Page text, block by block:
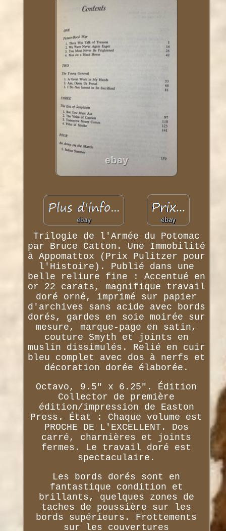
Trilogie de l'Armée du Potomac
par Bruce Catton. Une Immobilité
à Appomattox (Prix Pulitzer pour
l'Histoire). Publié dans une
belle reliure fine : Accentué en
or 22 carats, magnifique travail
doré orné, imprimé sur papier
d'archives sans acide avec bords
dorés, gardes en soie moirée sur
mesure, marque-page en satin,
couture Smyth et joints en
muslin dissimulés. Relié en cuir
bleu complet avec dos à nerfs et
décoration dorée élaborée.
Octavo, 9.5" x 6.25". Édition
Collector de première
édition/impression de Easton
Press. État : Chaque volume est
PROCHE DE L'EXCELLENT. Dos
carré, charnières et joints
fermes. Le travail doré est
spectaculaire.
Les bords dorés sont en
fantastique condition et
brillants, quelques zones de
taches de poussière sur les
bords supérieurs. Frottements
sur les couvertures